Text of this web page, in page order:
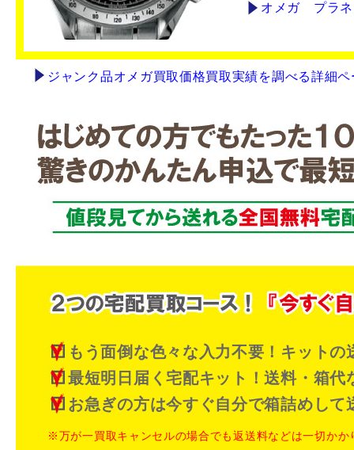
オメガ プラ
ジャンク品オメガ買取価格買取実績を調べる詳細
もう面倒な色々な入力不要！キット
最短明日届く宅配キット！送料・箱代
お急ぎの方は今すぐ自分で箱詰めして
※万が一買取キャンセルの場合でも返送料などは一切かか